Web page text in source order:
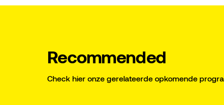
Recommended
Check hier onze gerelateerde opkomende